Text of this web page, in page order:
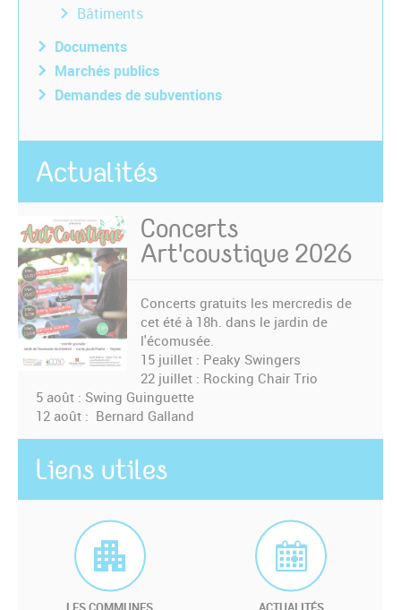
Bâtiments
Documents
Marchés publics
Demandes de subventions
Actualités
Concerts
Art'coustique 2026
Concerts gratuits les mercredis de
cet été à 18h. dans le jardin de
l'écomusée.
15 juillet : Peaky Swingers
22 juillet : Rocking Chair Trio
5 août : Swing Guinguette
12 août : Bernard Galland
Liens utiles
LES COMMUNES ACTUALITÉS